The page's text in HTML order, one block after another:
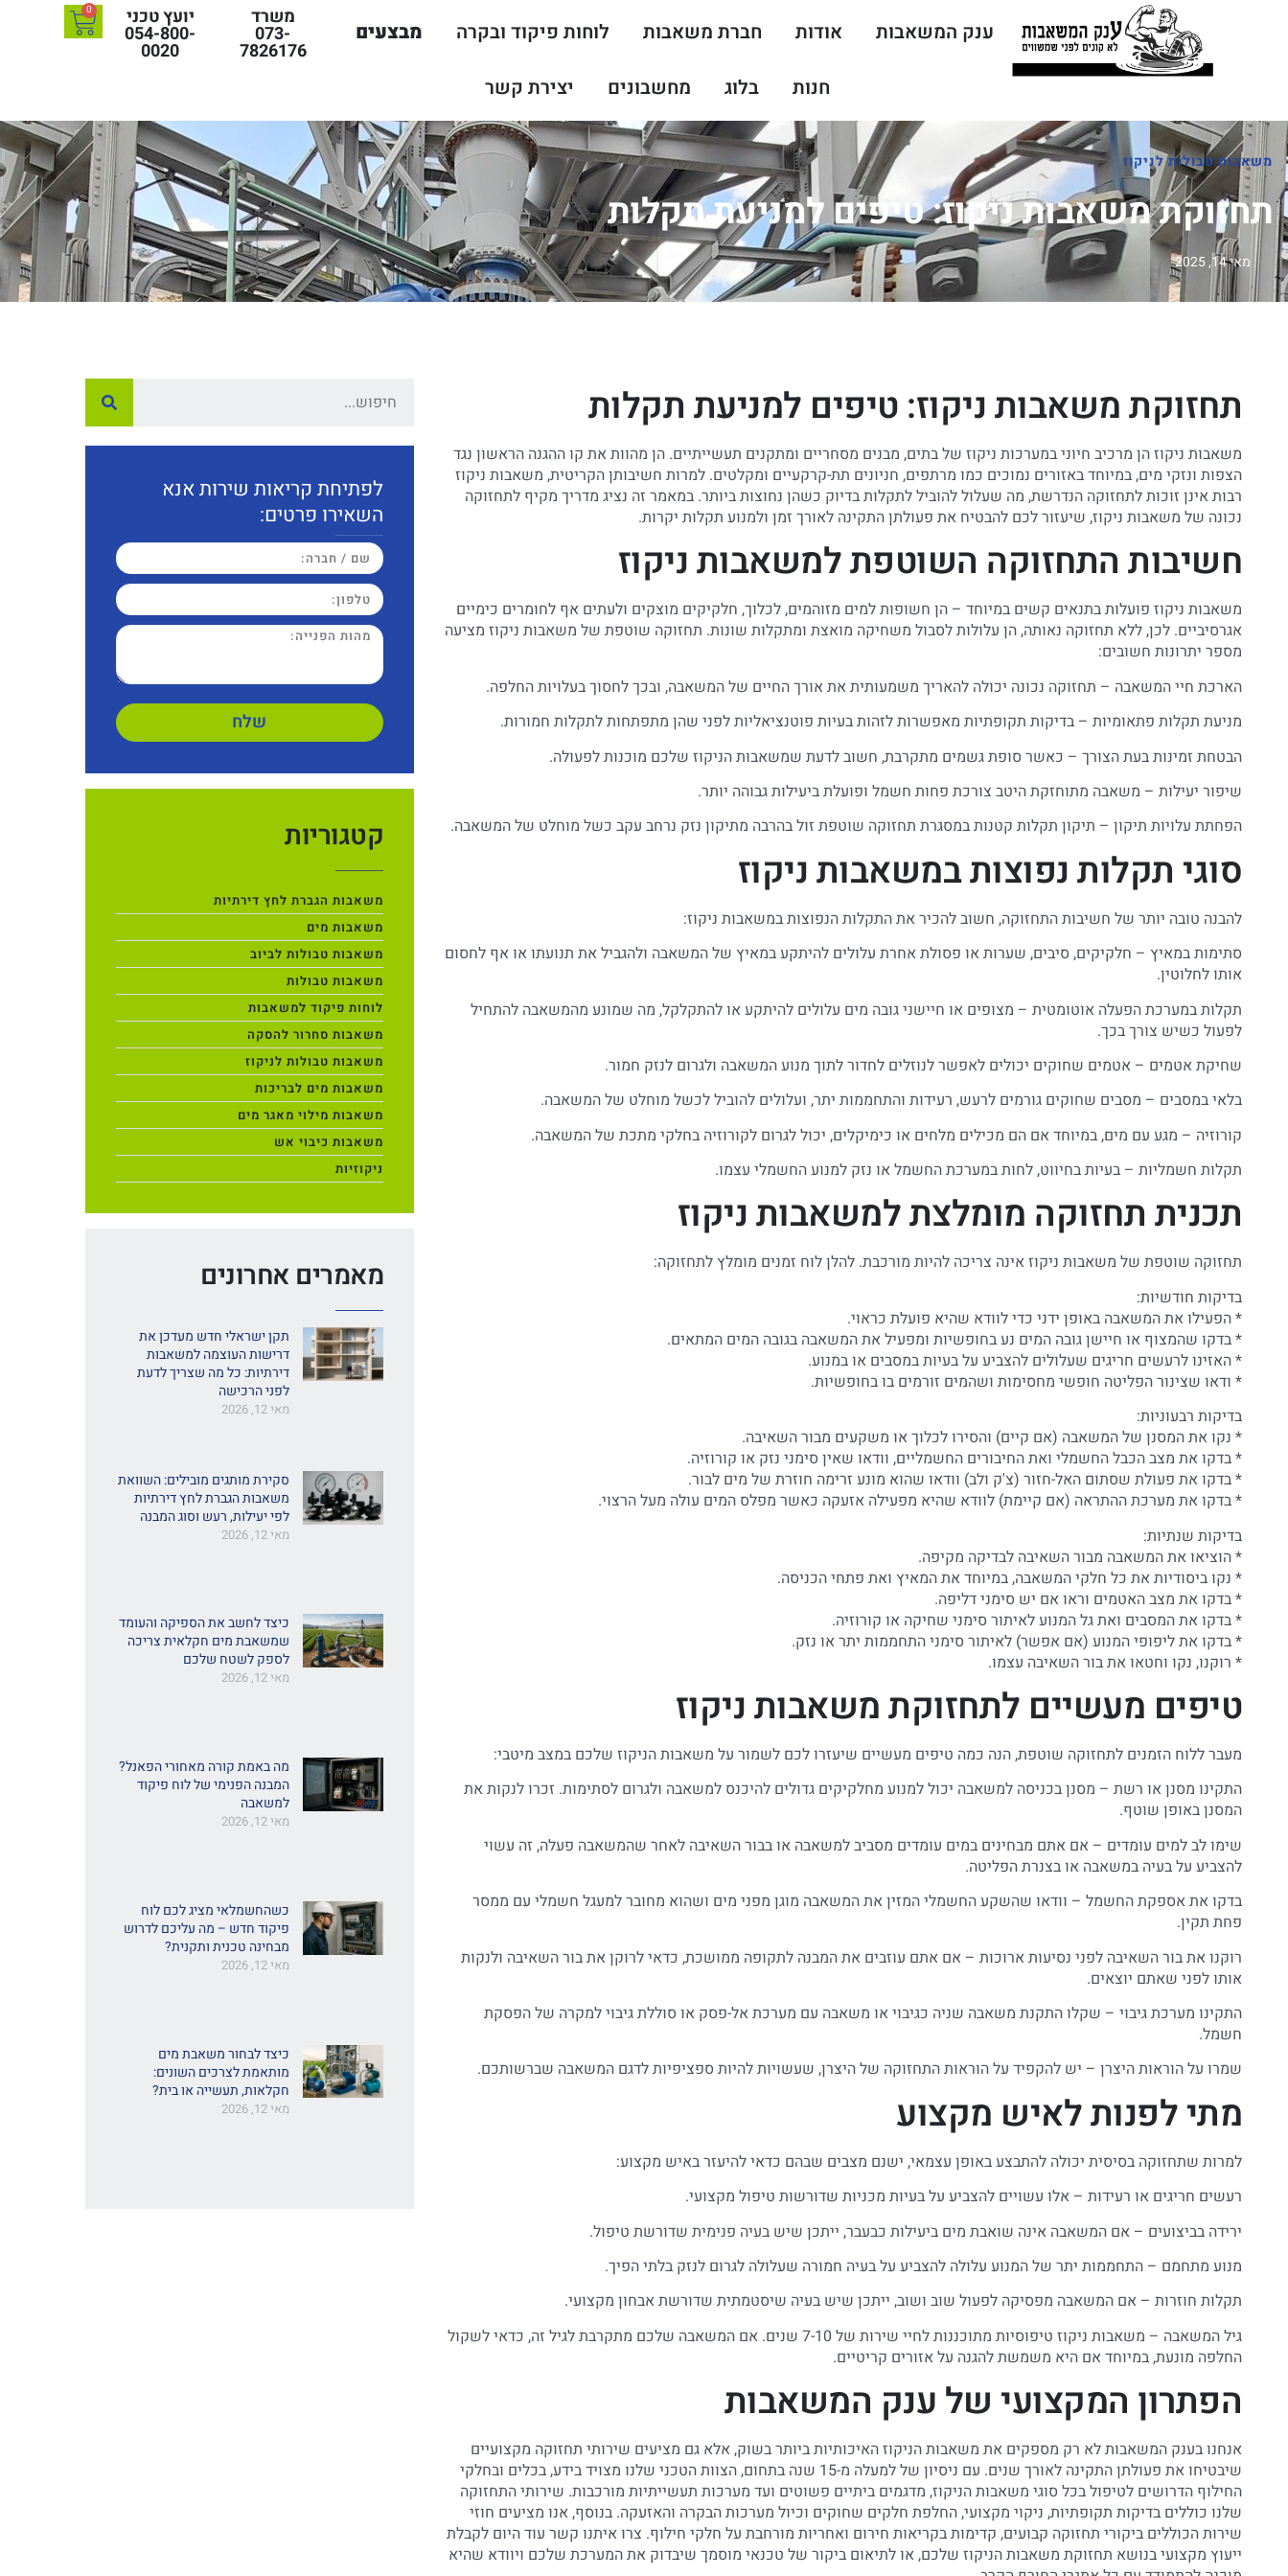
ענק המשאבות אודות חברת משאבות לוחות פיקוד ובקרה
מבצעים
חנות
בלוג מחשבונים יצירת קשר
משרד
073-
7826176
יועץ טכני
054-800-
0020
0
משאבות טבולות לניקוז
תחזוקת משאבות ניקוז: טיפים למניעת תקלות
מאי 14, 2025
תחזוקת משאבות ניקוז: טיפים למניעת תקלות
משאבות ניקוז הן מרכיב חיוני במערכות ניקוז של בתים, מבנים מסחריים ומתקנים תעשייתיים. הן מהוות את קו ההגנה הראשון נגד
הצפות ונזקי מים, במיוחד באזורים נמוכים כמו מרתפים, חניונים תת-קרקעיים ומקלטים. למרות חשיבותן הקריטית, משאבות ניקוז
רבות אינן זוכות לתחזוקה הנדרשת, מה שעלול להוביל לתקלות בדיוק כשהן נחוצות ביותר. במאמר זה נציג מדריך מקיף לתחזוקה
נכונה של משאבות ניקוז, שיעזור לכם להבטיח את פעולתן התקינה לאורך זמן ולמנוע תקלות יקרות.
חשיבות התחזוקה השוטפת למשאבות ניקוז
משאבות ניקוז פועלות בתנאים קשים במיוחד – הן חשופות למים מזוהמים, לכלוך, חלקיקים מוצקים ולעתים אף לחומרים כימיים
אגרסיביים. לכן, ללא תחזוקה נאותה, הן עלולות לסבול משחיקה מואצת ומתקלות שונות. תחזוקה שוטפת של משאבות ניקוז מציעה
מספר יתרונות חשובים:
הארכת חיי המשאבה – תחזוקה נכונה יכולה להאריך משמעותית את אורך החיים של המשאבה, ובכך לחסוך בעלויות החלפה.
מניעת תקלות פתאומיות – בדיקות תקופתיות מאפשרות לזהות בעיות פוטנציאליות לפני שהן מתפתחות לתקלות חמורות.
הבטחת זמינות בעת הצורך – כאשר סופת גשמים מתקרבת, חשוב לדעת שמשאבות הניקוז שלכם מוכנות לפעולה.
שיפור יעילות – משאבה מתוחזקת היטב צורכת פחות חשמל ופועלת ביעילות גבוהה יותר.
הפחתת עלויות תיקון – תיקון תקלות קטנות במסגרת תחזוקה שוטפת זול בהרבה מתיקון נזק נרחב עקב כשל מוחלט של המשאבה.
סוגי תקלות נפוצות במשאבות ניקוז
להבנה טובה יותר של חשיבות התחזוקה, חשוב להכיר את התקלות הנפוצות במשאבות ניקוז:
סתימות במאיץ – חלקיקים, סיבים, שערות או פסולת אחרת עלולים להיתקע במאיץ של המשאבה ולהגביל את תנועתו או אף לחסום
אותו לחלוטין.
תקלות במערכת הפעלה אוטומטית – מצופים או חיישני גובה מים עלולים להיתקע או להתקלקל, מה שמונע מהמשאבה להתחיל
לפעול כשיש צורך בכך.
שחיקת אטמים – אטמים שחוקים יכולים לאפשר לנוזלים לחדור לתוך מנוע המשאבה ולגרום לנזק חמור.
בלאי במסבים – מסבים שחוקים גורמים לרעש, רעידות והתחממות יתר, ועלולים להוביל לכשל מוחלט של המשאבה.
קורוזיה – מגע עם מים, במיוחד אם הם מכילים מלחים או כימיקלים, יכול לגרום לקורוזיה בחלקי מתכת של המשאבה.
תקלות חשמליות – בעיות בחיווט, לחות במערכת החשמל או נזק למנוע החשמלי עצמו.
תכנית תחזוקה מומלצת למשאבות ניקוז
תחזוקה שוטפת של משאבות ניקוז אינה צריכה להיות מורכבת. להלן לוח זמנים מומלץ לתחזוקה:
בדיקות חודשיות:
* הפעילו את המשאבה באופן ידני כדי לוודא שהיא פועלת כראוי.
* בדקו שהמצוף או חיישן גובה המים נע בחופשיות ומפעיל את המשאבה בגובה המים המתאים.
* האזינו לרעשים חריגים שעלולים להצביע על בעיות במסבים או במנוע.
* ודאו שצינור הפליטה חופשי מחסימות ושהמים זורמים בו בחופשיות.
בדיקות רבעוניות:
* נקו את המסנן של המשאבה (אם קיים) והסירו לכלוך או משקעים מבור השאיבה.
* בדקו את מצב הכבל החשמלי ואת החיבורים החשמליים, וודאו שאין סימני נזק או קורוזיה.
* בדקו את פעולת שסתום האל-חזור (צ'ק ולב) וודאו שהוא מונע זרימה חוזרת של מים לבור.
* בדקו את מערכת ההתראה (אם קיימת) לוודא שהיא מפעילה אזעקה כאשר מפלס המים עולה מעל הרצוי.
בדיקות שנתיות:
* הוציאו את המשאבה מבור השאיבה לבדיקה מקיפה.
* נקו ביסודיות את כל חלקי המשאבה, במיוחד את המאיץ ואת פתחי הכניסה.
* בדקו את מצב האטמים וראו אם יש סימני דליפה.
* בדקו את המסבים ואת גל המנוע לאיתור סימני שחיקה או קורוזיה.
* בדקו את ליפופי המנוע (אם אפשר) לאיתור סימני התחממות יתר או נזק.
* רוקנו, נקו וחטאו את בור השאיבה עצמו.
טיפים מעשיים לתחזוקת משאבות ניקוז
מעבר ללוח הזמנים לתחזוקה שוטפת, הנה כמה טיפים מעשיים שיעזרו לכם לשמור על משאבות הניקוז שלכם במצב מיטבי:
התקינו מסנן או רשת – מסנן בכניסה למשאבה יכול למנוע מחלקיקים גדולים להיכנס למשאבה ולגרום לסתימות. זכרו לנקות את
המסנן באופן שוטף.
שימו לב למים עומדים – אם אתם מבחינים במים עומדים מסביב למשאבה או בבור השאיבה לאחר שהמשאבה פעלה, זה עשוי
להצביע על בעיה במשאבה או בצנרת הפליטה.
בדקו את אספקת החשמל – וודאו שהשקע החשמלי המזין את המשאבה מוגן מפני מים ושהוא מחובר למעגל חשמלי עם ממסר
פחת תקין.
רוקנו את בור השאיבה לפני נסיעות ארוכות – אם אתם עוזבים את המבנה לתקופה ממושכת, כדאי לרוקן את בור השאיבה ולנקות
אותו לפני שאתם יוצאים.
התקינו מערכת גיבוי – שקלו התקנת משאבה שניה כגיבוי או משאבה עם מערכת אל-פסק או סוללת גיבוי למקרה של הפסקת
חשמל.
שמרו על הוראות היצרן – יש להקפיד על הוראות התחזוקה של היצרן, שעשויות להיות ספציפיות לדגם המשאבה שברשותכם.
מתי לפנות לאיש מקצוע
למרות שתחזוקה בסיסית יכולה להתבצע באופן עצמאי, ישנם מצבים שבהם כדאי להיעזר באיש מקצוע:
רעשים חריגים או רעידות – אלו עשויים להצביע על בעיות מכניות שדורשות טיפול מקצועי.
ירידה בביצועים – אם המשאבה אינה שואבת מים ביעילות כבעבר, ייתכן שיש בעיה פנימית שדורשת טיפול.
מנוע מתחמם – התחממות יתר של המנוע עלולה להצביע על בעיה חמורה שעלולה לגרום לנזק בלתי הפיך.
תקלות חוזרות – אם המשאבה מפסיקה לפעול שוב ושוב, ייתכן שיש בעיה שיסטמתית שדורשת אבחון מקצועי.
גיל המשאבה – משאבות ניקוז טיפוסיות מתוכננות לחיי שירות של 7-10 שנים. אם המשאבה שלכם מתקרבת לגיל זה, כדאי לשקול
החלפה מונעת, במיוחד אם היא משמשת להגנה על אזורים קריטיים.
הפתרון המקצועי של ענק המשאבות
אנחנו בענק המשאבות לא רק מספקים את משאבות הניקוז האיכותיות ביותר בשוק, אלא גם מציעים שירותי תחזוקה מקצועיים
שיבטיחו את פעולתן התקינה לאורך שנים. עם ניסיון של למעלה מ-15 שנה בתחום, הצוות הטכני שלנו מצויד בידע, בכלים ובחלקי
החילוף הדרושים לטיפול בכל סוגי משאבות הניקוז, מדגמים ביתיים פשוטים ועד מערכות תעשייתיות מורכבות. שירותי התחזוקה
שלנו כוללים בדיקות תקופתיות, ניקוי מקצועי, החלפת חלקים שחוקים וכיול מערכות הבקרה והאזעקה. בנוסף, אנו מציעים חוזי
שירות הכוללים ביקורי תחזוקה קבועים, קדימות בקריאות חירום ואחריות מורחבת על חלקי חילוף. צרו איתנו קשר עוד היום לקבלת
ייעוץ מקצועי בנושא תחזוקת משאבות הניקוז שלכם, או לתיאום ביקור של טכנאי מוסמך שיבדוק את המערכת שלכם ויוודא שהיא
לפתיחת קריאות שירות אנא
השאירו פרטים:
שלח
קטגוריות
משאבות הגברת לחץ דירתיות
משאבות מים
משאבות טבולות לביוב
משאבות טבולות
לוחות פיקוד למשאבות
משאבות סחרור להסקה
משאבות טבולות לניקוז
משאבות מים לבריכות
משאבות מילוי מאגר מים
משאבות כיבוי אש
ניקוזיות
מאמרים אחרונים
תקן ישראלי חדש מעדכן את
דרישות העוצמה למשאבות
דירתיות: כל מה שצריך לדעת
לפני הרכישה
מאי 12, 2026
סקירת מותגים מובילים: השוואת
משאבות הגברת לחץ דירתיות
לפי יעילות, רעש וסוג המבנה
מאי 12, 2026
כיצד לחשב את הספיקה והעומד
שמשאבת מים חקלאית צריכה
לספק לשטח שלכם
מאי 12, 2026
מה באמת קורה מאחורי הפאנל?
המבנה הפנימי של לוח פיקוד
למשאבה
מאי 12, 2026
כשהחשמלאי מציג לכם לוח
פיקוד חדש – מה עליכם לדרוש
מבחינה טכנית ותקנית?
מאי 12, 2026
כיצד לבחור משאבת מים
מותאמת לצרכים השונים:
חקלאות, תעשייה או בית?
מאי 12, 2026